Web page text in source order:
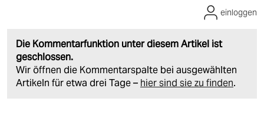
Die Kommentarfunktion unter diesem Artikel ist
geschlossen.
Wir öffnen die Kommentarspalte bei ausgewählten
Artikeln für etwa drei Tage – hier sind sie zu finden.
einloggen